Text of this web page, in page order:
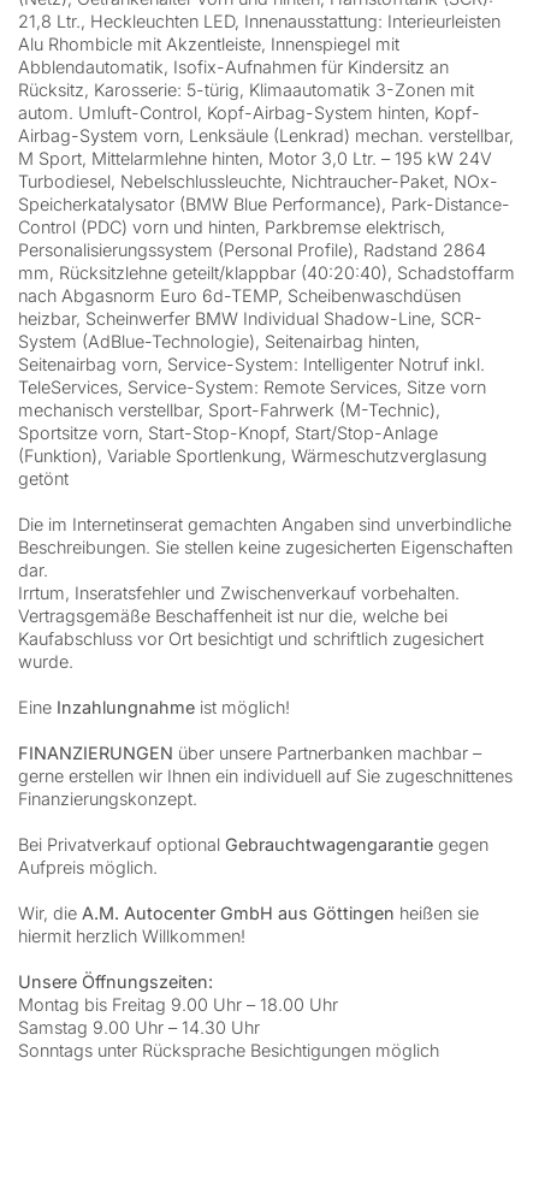
21,8 Ltr., Heckleuchten LED, Innenausstattung: Interieurleisten
Alu Rhombicle mit Akzentleiste, Innenspiegel mit
Abblendautomatik, Isofix-Aufnahmen für Kindersitz an
Rücksitz, Karosserie: 5-türig, Klimaautomatik 3-Zonen mit
autom. Umluft-Control, Kopf-Airbag-System hinten, Kopf-
Airbag-System vorn, Lenksäule (Lenkrad) mechan. verstellbar,
M Sport, Mittelarmlehne hinten, Motor 3,0 Ltr. – 195 kW 24V
Turbodiesel, Nebelschlussleuchte, Nichtraucher-Paket, NOx-
Speicherkatalysator (BMW Blue Performance), Park-Distance-
Control (PDC) vorn und hinten, Parkbremse elektrisch,
Personalisierungssystem (Personal Profile), Radstand 2864
mm, Rücksitzlehne geteilt/klappbar (40:20:40), Schadstoffarm
nach Abgasnorm Euro 6d-TEMP, Scheibenwaschdüsen
heizbar, Scheinwerfer BMW Individual Shadow-Line, SCR-
System (AdBlue-Technologie), Seitenairbag hinten,
Seitenairbag vorn, Service-System: Intelligenter Notruf inkl.
TeleServices, Service-System: Remote Services, Sitze vorn
mechanisch verstellbar, Sport-Fahrwerk (M-Technic),
Sportsitze vorn, Start-Stop-Knopf, Start/Stop-Anlage
(Funktion), Variable Sportlenkung, Wärmeschutzverglasung
getönt
Die im Internetinserat gemachten Angaben sind unverbindliche
Beschreibungen. Sie stellen keine zugesicherten Eigenschaften
dar.
Irrtum, Inseratsfehler und Zwischenverkauf vorbehalten.
Vertragsgemäße Beschaffenheit ist nur die, welche bei
Kaufabschluss vor Ort besichtigt und schriftlich zugesichert
wurde.
Eine Inzahlungnahme ist möglich!
FINANZIERUNGEN über unsere Partnerbanken machbar –
gerne erstellen wir Ihnen ein individuell auf Sie zugeschnittenes
Finanzierungskonzept.
Bei Privatverkauf optional Gebrauchtwagengarantie gegen
Aufpreis möglich.
Wir, die A.M. Autocenter GmbH aus Göttingen heißen sie
hiermit herzlich Willkommen!
Unsere Öffnungszeiten:
Montag bis Freitag 9.00 Uhr – 18.00 Uhr
Samstag 9.00 Uhr – 14.30 Uhr
Sonntags unter Rücksprache Besichtigungen möglich